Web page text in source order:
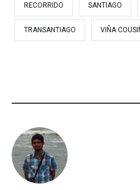
RECORRIDO SANTIAGO
TRANSANTIAGO VIÑA